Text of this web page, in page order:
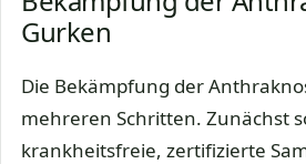
Gurken
Die Bekämpfung der
mehreren Schritten. Zunächst
krankheitsfreie, zertifizierte